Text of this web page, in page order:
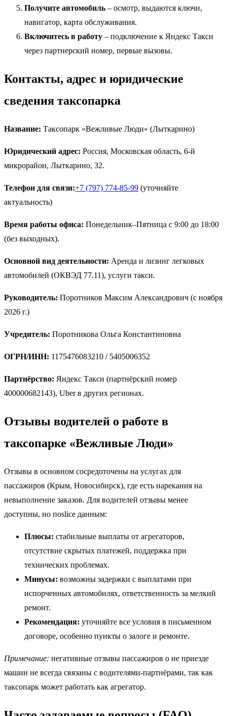
Получите автомобиль – осмотр, выдаются ключи,
навигатор, карта обслуживания.
Включитесь в работу – подключение к Яндекс Такси
через партнерский номер, первые вызовы.
Контакты, адрес и юридические
сведения таксопарка
Название: Таксопарк «Вежливые Люди» (Лыткарино)
Юридический адрес: Россия, Московская область, 6-й
микрорайон, Лыткарино, 32.
Телефон для связи:+7 (797) 774-85-99 (уточняйте
актуальность)
Время работы офиса: Понедельник–Пятница с 9:00 до 18:00
(без выходных).
Основной вид деятельности: Аренда и лизинг легковых
автомобилей (ОКВЭД 77.11), услуги такси.
Руководитель: Поротников Максим Александрович (с ноября
2026 г.)
Учредитель: Поротникова Ольга Константиновна
ОГРН/ИНН: 1175476083210 / 5405006352
Партнёрство: Яндекс Такси (партнёрский номер
400000682143), Uber в других регионах.
Отзывы водителей о работе в
таксопарке «Вежливые Люди»
Отзывы в основном сосредоточены на услугах для
пассажиров (Крым, Новосибирск), где есть нарекания на
невыполнение заказов. Для водителей отзывы менее
доступны, но поslice данным:
Плюсы: стабильные выплаты от агрегаторов,
отсутствие скрытых платежей, поддержка при
технических проблемах.
Минусы: возможны задержки с выплатами при
испорченных автомобилях, ответственность за мелкий
ремонт.
Рекомендация: уточняйте все условия в письменном
договоре, особенно пункты о залоге и ремонте.
Примечание: негативные отзывы пассажиров о не приезде
машин не всегда связаны с водителями-партнёрами, так как
таксопарк может работать как агрегатор.